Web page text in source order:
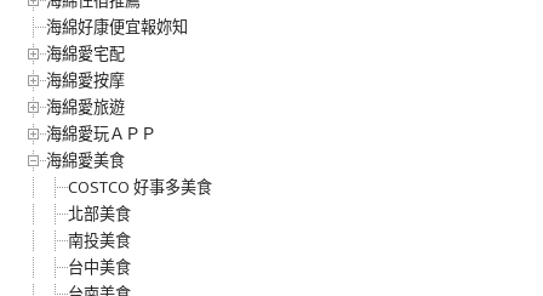
海綿好康便宜報妳知
海綿愛宅配
海綿愛按摩
海綿愛旅遊
海綿愛玩ＡＰＰ
海綿愛美食
COSTCO 好事多美食
北部美食
南投美食
台中美食